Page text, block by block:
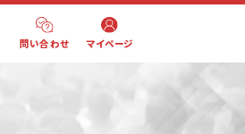
問い合わせ マイページ